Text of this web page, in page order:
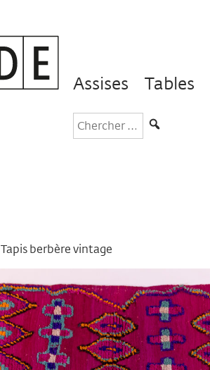
Assises Tables
Rechercher
Tapis berbère vintage